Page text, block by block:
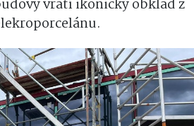
vrátí ikonický obklad z